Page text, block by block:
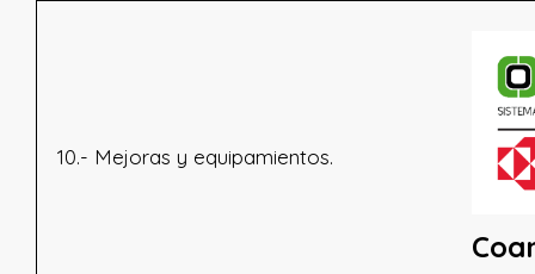
10.- Mejoras y equipamientos.